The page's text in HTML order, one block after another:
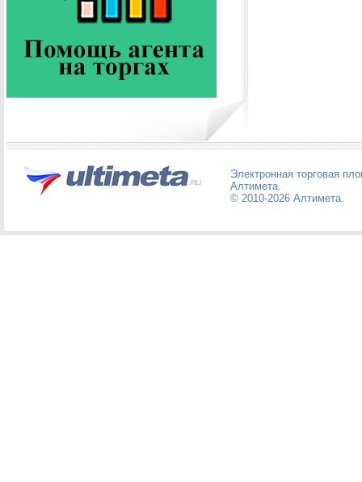
Электронная торговая
Алтимета.
© 2010-2026 Алтимета.